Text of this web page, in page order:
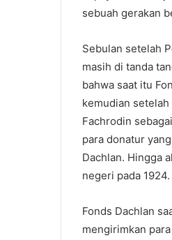
sebuah gerakan
Sebulan setelah
masih di tanda
bahwa saat itu
kemudian
Fachrodin
para donatur
Dachlan. Hingga
negeri pada 1924.
Fonds Dachlan
mengirimkan